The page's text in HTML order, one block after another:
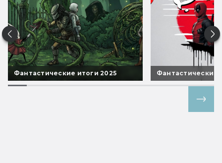
Фантастические итоги 2025 Фантастические